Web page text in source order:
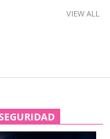
VIEW ALL